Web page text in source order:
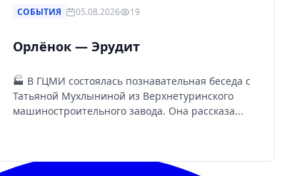
СОБЫТИЯ 05.08.2026 19
Орлёнок — Эрудит
🏭 В ГЦМИ состоялась познавательная беседа с
Татьяной Мухлыниной из Верхнетуринского
машиностроительного завода. Она рассказа...